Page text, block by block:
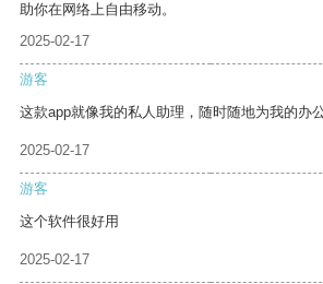
助你在网络上自由移动。
2025-02-17
游客
这款app就像我的私人助理，随时随地为我的办
2025-02-17
游客
这个软件很好用
2025-02-17